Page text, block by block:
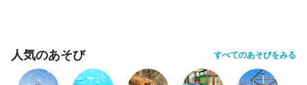
人気のあそび すべてのあそびをみる